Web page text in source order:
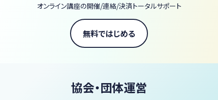
オンライン講座の開催/連絡/決済トータルサポート
無料ではじめる
協会・団体運営